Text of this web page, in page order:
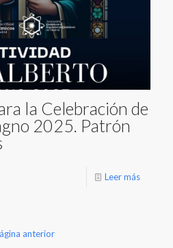
la Celebración de
2025. Patrón
Leer más
anterior